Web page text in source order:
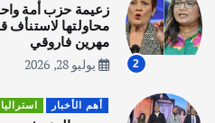
4
المقبل
يوليو 28, 2026
أهم الأخبار ثقافة وفنون
انطلاق ورشة التمثيل في مدينة
2
زعيمة حزب أمة
محاولتها لاستنأف
مهرين فاروقي
يوليو 28, 2026
أهم الأخبار استراليا